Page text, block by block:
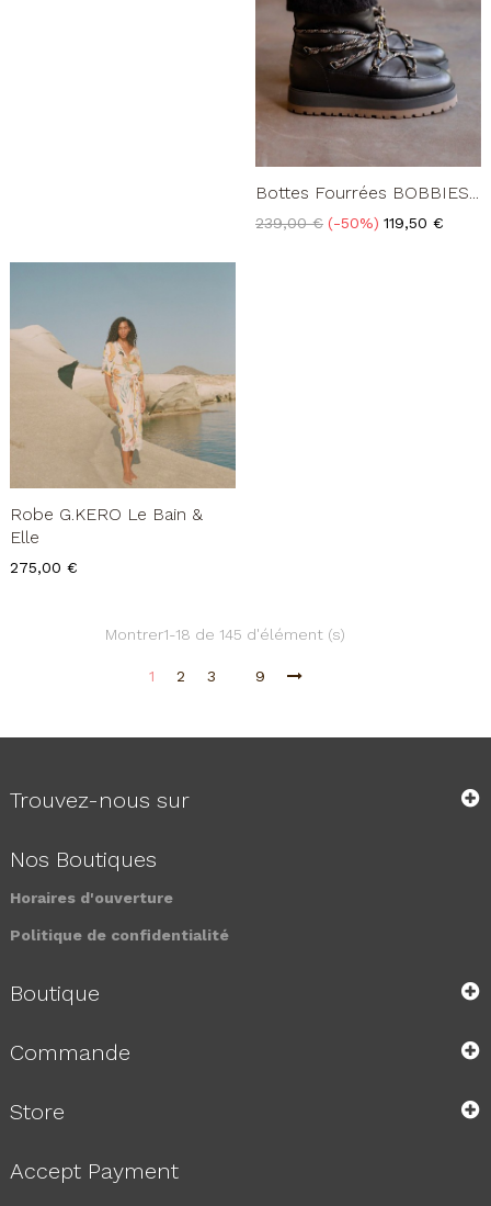
Bottes Fourrées BOBBIES...
Prix
239,00 € -50% Prix
119,50 €
Robe G.KERO Le Bain &
Elle
Prix
275,00 €
Montrer1-18 de 145 d'élément (s)
1 2 3 9
Trouvez-nous sur
Nos Boutiques
Horaires d'ouverture
Politique de confidentialité
Boutique
Commande
Store
Accept Payment